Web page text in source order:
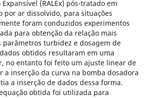
(RALEx) pós-tratado em
por ar dissolvido, para situações
foram conduzidos experimentos
para obtenção da relação mais
parâmetros turbidez e dosagem de
obtidos resultaram em uma
no entanto foi feito um ajuste linear de
a inserção da curva na bomba dosadora
a inserção de dados dessa forma.
obtida foi utilizada para